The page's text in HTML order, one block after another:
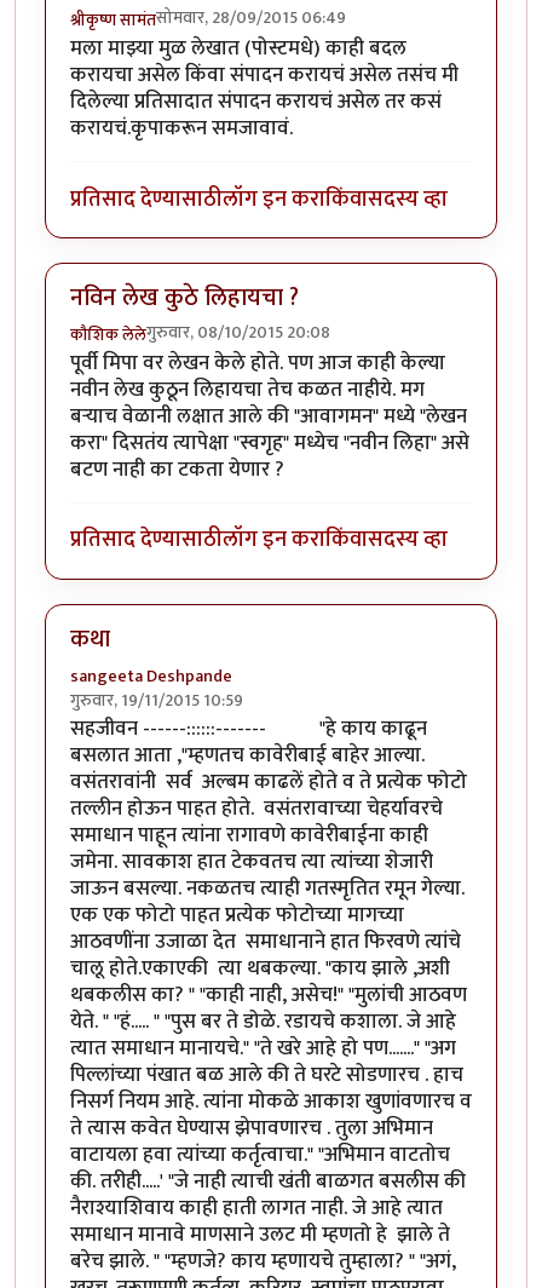
श्रीकृष्ण सामंतसोमवार, 28/09/2015 06:49
मला माझ्या मुळ लेखात (पोस्टमधे) काही बदल
करायचा असेल किंवा संपादन करायचं असेल तसंच मी
दिलेल्या प्रतिसादात संपादन करायचं असेल तर कसं
करायचं.कृपाकरून समजावावं.
प्रतिसाद देण्यासाठीलॉग इन कराकिंवासदस्य व्हा
नविन लेख कुठे लिहायचा ?
कौशिक लेलेगुरुवार, 08/10/2015 20:08
पूर्वी मिपा वर लेखन केले होते. पण आज काही केल्या
नवीन लेख कुठून लिहायचा तेच कळत नाहीये. मग
बऱ्याच वेळानी लक्षात आले की "आवागमन" मध्ये "लेखन
करा" दिसतंय त्यापेक्षा "स्वगृह" मध्येच "नवीन लिहा" असे
बटण नाही का टकता येणार ?
प्रतिसाद देण्यासाठीलॉग इन कराकिंवासदस्य व्हा
कथा
sangeeta Deshpande
गुरुवार, 19/11/2015 10:59
सहजीवन ------::::::------- "हे काय काढून
बसलात आता ,"म्हणतच कावेरीबाई बाहेर आल्या.
वसंतरावांनी सर्व अल्बम काढलें होते व ते प्रत्येक फोटो
तल्लीन होऊन पाहत होते. वसंतरावाच्या चेहर्यावरचे
समाधान पाहून त्यांना रागावणे कावेरीबाईना काही
जमेना. सावकाश हात टेकवतच त्या त्यांच्या शेजारी
जाऊन बसल्या. नकळतच त्याही गतस्मृतित रमून गेल्या.
एक एक फोटो पाहत प्रत्येक फोटोच्या मागच्या
आठवणींना उजाळा देत समाधानाने हात फिरवणे त्यांचे
चालू होते.एकाएकी त्या थबकल्या. "काय झाले ,अशी
थबकलीस का? " "काही नाही, असेच!" "मुलांची आठवण
येते. " "हं..... " "पुस बर ते डोळे. रडायचे कशाला. जे आहे
त्यात समाधान मानायचे." "ते खरे आहे हो पण......." "अग
पिल्लांच्या पंखात बळ आले की ते घरटे सोडणारच . हाच
निसर्ग नियम आहे. त्यांना मोकळे आकाश खुणांवणारच व
ते त्यास कवेत घेण्यास झेपावणारच . तुला अभिमान
वाटायला हवा त्यांच्या कर्तृत्वाचा." "अभिमान वाटतोच
की. तरीही.....' "जे नाही त्याची खंती बाळगत बसलीस की
नैराश्याशिवाय काही हाती लागत नाही. जे आहे त्यात
समाधान मानावे माणसाने उलट मी म्हणतो हे झाले ते
बरेच झाले. " "म्हणजे? काय म्हणायचे तुम्हाला? " "अगं,